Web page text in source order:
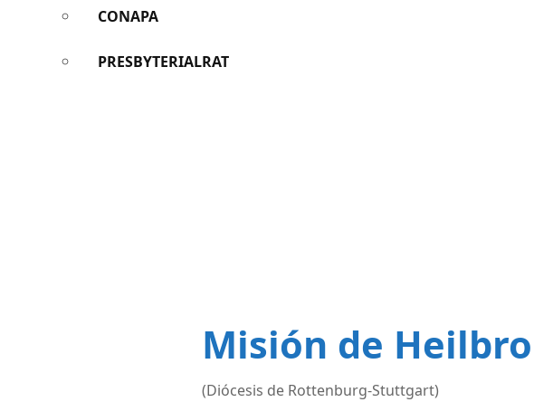
CONAPA
PRESBYTERIALRAT
Misión de
(Diócesis de Rottenburg-Stuttgart)